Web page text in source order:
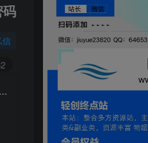
信
封大师手抄赚钱信，掌握月入百万的文案密码
❄